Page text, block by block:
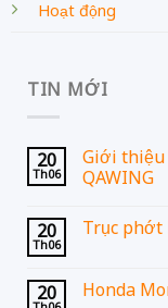
Hoạt động
TIN MỚI
20
Th06
Giới thiệu
QAWING
20
Th06
Trục phớt
20 Honda